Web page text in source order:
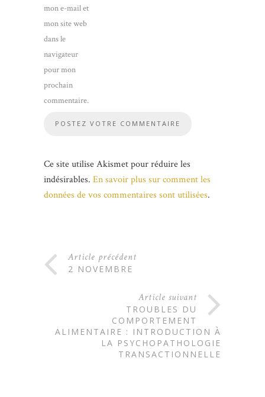
mon e-mail et
mon site web
dans le
navigateur
pour mon
prochain
commentaire.
Ce site utilise Akismet pour réduire les
indésirables. En savoir plus sur comment les
données de vos commentaires sont utilisées.
Article précédent
2 NOVEMBRE
Article suivant
TROUBLES DU
COMPORTEMENT
ALIMENTAIRE : INTRODUCTION À
LA PSYCHOPATHOLOGIE
TRANSACTIONNELLE